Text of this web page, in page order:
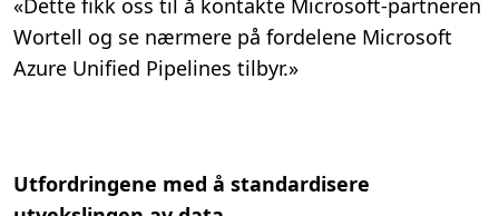
«Dette fikk oss til å kontakte Microsoft-partneren
Wortell og se nærmere på fordelene Microsoft
Azure Unified Pipelines tilbyr.»
Utfordringene med å standardisere